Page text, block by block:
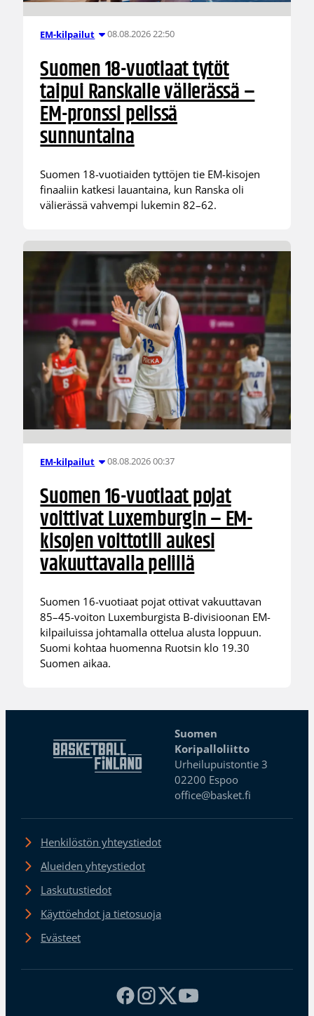
EM-kilpailut 08.08.2026 22:50
Suomen 18-vuotiaat tytöt
taipui Ranskalle välierässä –
EM-pronssi pelissä
sunnuntaina
Suomen 18-vuotiaiden tyttöjen tie EM-kisojen
finaaliin katkesi lauantaina, kun Ranska oli
välierässä vahvempi lukemin 82–62.
EM-kilpailut 08.08.2026 00:37
Suomen 16-vuotiaat pojat
voittivat Luxemburgin – EM-
kisojen voittotili aukesi
vakuuttavalla pelillä
Suomen 16-vuotiaat pojat ottivat vakuuttavan
85–45-voiton Luxemburgista B-divisioonan EM-
kilpailuissa johtamalla ottelua alusta loppuun.
Suomi kohtaa huomenna Ruotsin klo 19.30
Suomen aikaa.
Suomen
Koripalloliitto
Urheilupuistontie 3
02200 Espoo
office@basket.fi
Henkilöstön yhteystiedot
Alueiden yhteystiedot
Laskutustiedot
Käyttöehdot ja tietosuoja
Evästeet